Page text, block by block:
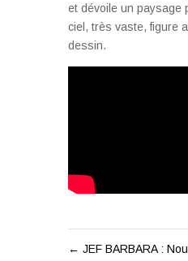
et dévoile un paysage
ciel, très vaste, figure
dessin.
← JEF BARBARA :